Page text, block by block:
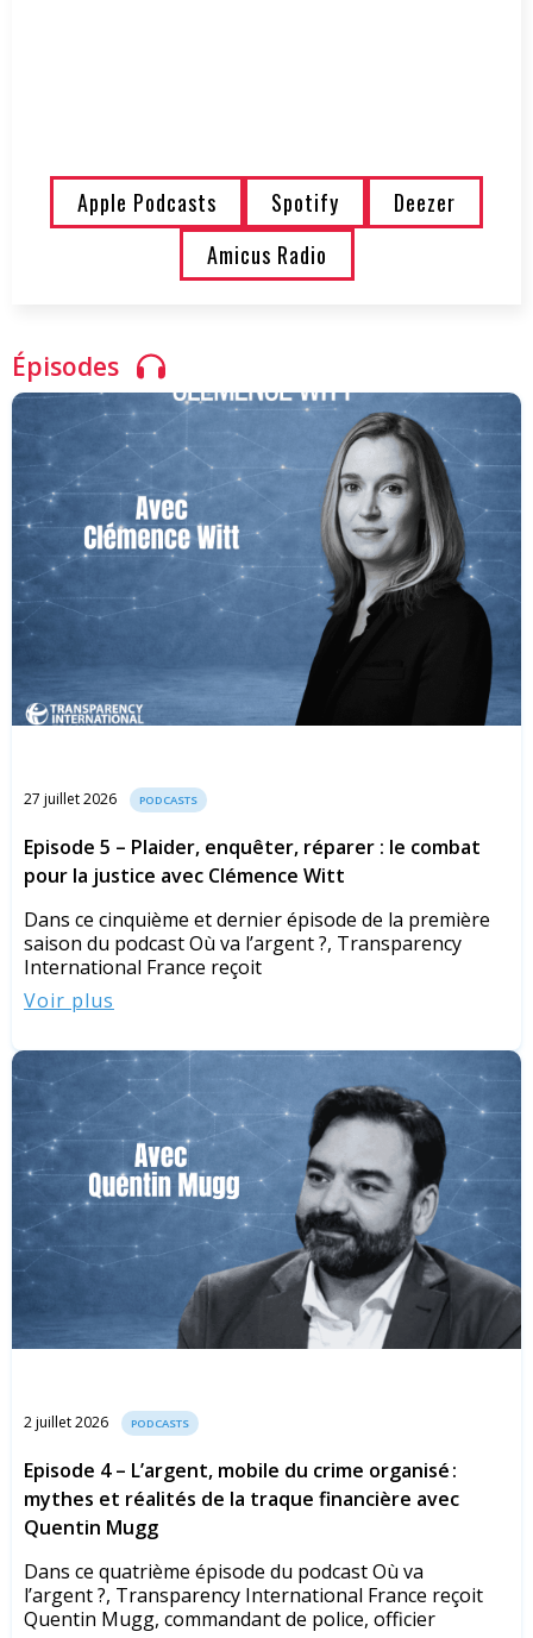
Apple Podcasts Spotify
Deezer
Amicus Radio
Épisodes
27 juillet 2026 PODCASTS
Episode 5 – Plaider, enquêter, réparer : le combat
pour la justice avec Clémence Witt
Dans ce cinquième et dernier épisode de la première
saison du podcast Où va l’argent ?, Transparency
International France reçoit
Voir plus
2 juillet 2026 PODCASTS
Episode 4 – L’argent, mobile du crime organisé :
mythes et réalités de la traque financière avec
Quentin Mugg
Dans ce quatrième épisode du podcast Où va
l’argent ?, Transparency International France reçoit
Quentin Mugg, commandant de police, officier